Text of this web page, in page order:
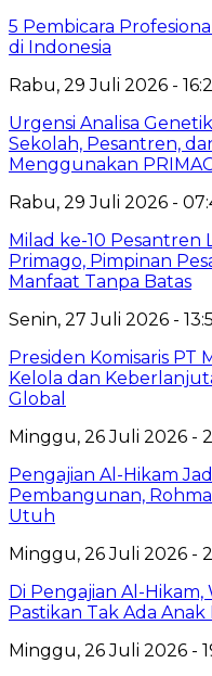
5 Pembicara
di Indonesia
Rabu, 29 Juli 2026 -
Urgensi Analisa
Sekolah, Pesantren,
Menggunakan
Rabu, 29 Juli 2026 -
Milad ke-10 Pesantren
Primago, Pimpinan
Manfaat Tanpa Batas
Senin, 27 Juli 2026 -
Presiden Komisaris PT
Kelola dan
Global
Minggu, 26 Juli 2026 -
Pengajian Al-Hikam
Pembangunan,
Utuh
Minggu, 26 Juli 2026 -
Di Pengajian Al-
Pastikan Tak Ada
Minggu, 26 Juli 2026 -